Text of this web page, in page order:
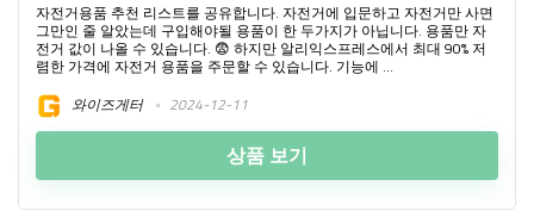
자전거용품 추천 리스트를 공유합니다. 자전거에 입문하고 자전거만 사면
그만인 줄 알았는데 구입해야될 용품이 한 두가지가 아닙니다. 용품만 자
전거 값이 나올 수 있습니다. 😨 하지만 알리익스프레스에서 최대 90% 저
렴한 가격에 자전거 용품을 주문할 수 있습니다. 기능에 ...
와이즈게터
2024-12-11
상품 보기